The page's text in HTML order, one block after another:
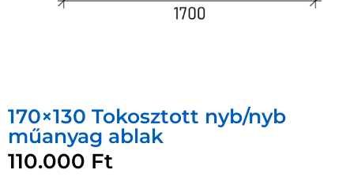
170×130 Tokosztott nyb/nyb
műanyag ablak
110.000 Ft